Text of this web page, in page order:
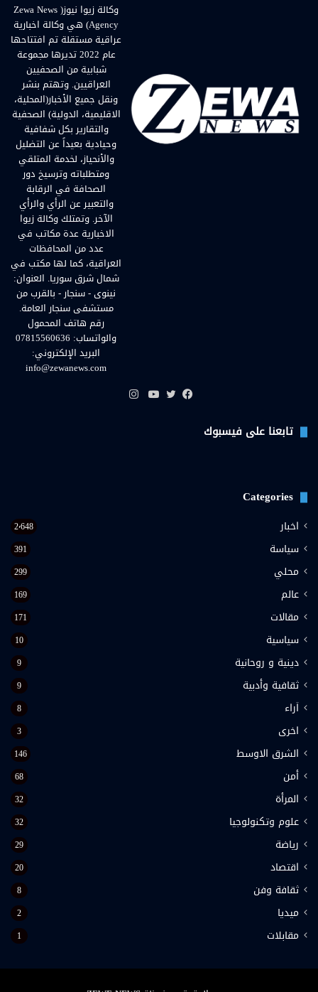
وكالة زيوا نيوز( Zewa News
Agency) هي وكالة اخبارية
عراقية مستقلة تم افتتاحها
عام 2022 تديرها مجموعة
شبابية من الصحفيين
العراقيين. وتهتم بنشر
ونقل جميع الأخبار(المحلية،
الاقليمية، الدولية) الصحفية
والتقارير بكل شفافية
وحيادية بعيداً عن التضليل
والأنحياز، لخدمة المتلقي
ومتطلباته وترسيخ دور
الصحافة في الرقابة
والتعبير عن الرأي والرأي
الآخر. وتمتلك وكالة زيوا
الاخبارية عدة مكاتب في
عدد من المحافظات
العراقية، كما لها مكتب في
شمال شرق سوريا. العنوان:
نينوى - سنجار - بالقرب من
مستشفى سنجار العامة.
رقم هاتف المحمول
والواتساب: 07815560636
البريد الإلكتروني:
info@zewanews.com
تابعنا على فيسبوك
Categories
اخبار 2٬648
سياسة 391
محلي 299
عالم 169
مقالات 171
سياسية 10
دينية و روحانية 9
ثقافية وأدبية 9
اَراء 8
اخرى 3
الشرق الاوسط 146
أمن 68
المرأة 32
علوم وتكنولوجيا 32
رياضة 29
اقتصاد 20
ثقافة وفن 8
ميديا 2
مقابلات 1